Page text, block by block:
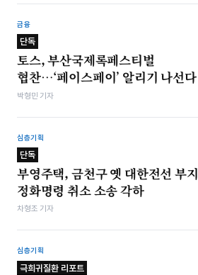
금융
단독
토스, 부산국제록페스티벌
협찬…‘페이스페이’ 알리기 나선다
박형민 기자
심층기획
단독
부영주택, 금천구 옛 대한전선 부지
정화명령 취소 소송 각하
차형조 기자
심층기획
극희귀질환 리포트